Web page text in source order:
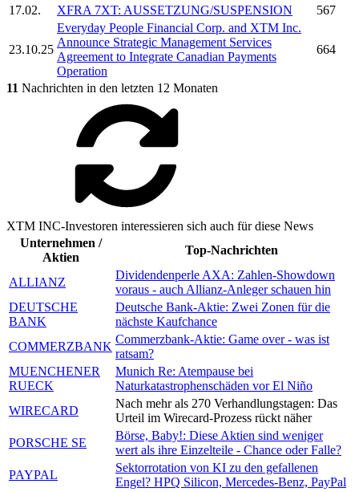
17.02. XFRA 7XT: AUSSETZUNG/SUSPENSION 567
23.10.25
Everyday People Financial Corp. and XTM Inc.
Announce Strategic Management Services
Agreement to Integrate Canadian Payments
Operation
664
11 Nachrichten in den letzten 12 Monaten
XTM INC-Investoren interessieren sich auch für diese News
Unternehmen /
Aktien
Top-Nachrichten
ALLIANZ
Dividendenperle AXA: Zahlen-Showdown
voraus - auch Allianz-Anleger schauen hin
DEUTSCHE
BANK
Deutsche Bank-Aktie: Zwei Zonen für die
nächste Kaufchance
COMMERZBANK
Commerzbank-Aktie: Game over - was ist
ratsam?
MUENCHENER
RUECK
Munich Re: Atempause bei
Naturkatastrophenschäden vor El Niño
WIRECARD
Nach mehr als 270 Verhandlungstagen: Das
Urteil im Wirecard-Prozess rückt näher
PORSCHE SE
Börse, Baby!: Diese Aktien sind weniger
wert als ihre Einzelteile - Chance oder Falle?
PAYPAL
Sektorrotation von KI zu den gefallenen
Engel? HPQ Silicon, Mercedes-Benz, PayPal